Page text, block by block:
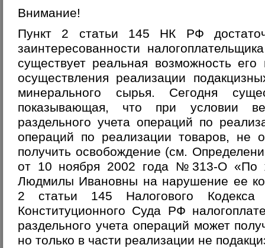
Внимание!
Пункт 2 статьи 145 НК РФ
заинтересованности
существует реальная возможность
осуществления реализации
минерального сырья. Сегодня
показывающая, что при условии
раздельного учета операций по
операций по реализации товаров, не
получить освобождение (см.
от 10 ноября 2002 года №313-О «По
Людмилы Ивановны на нарушение ее
2 статьи 145 Налогового
Конституционного Суда РФ
раздельного учета операций может
но только в части реализации не